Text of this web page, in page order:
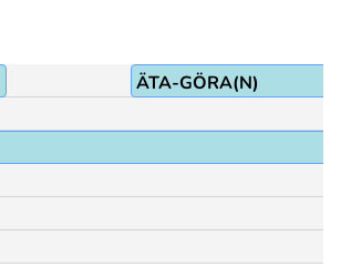
ÄTA-GÖRA(N)